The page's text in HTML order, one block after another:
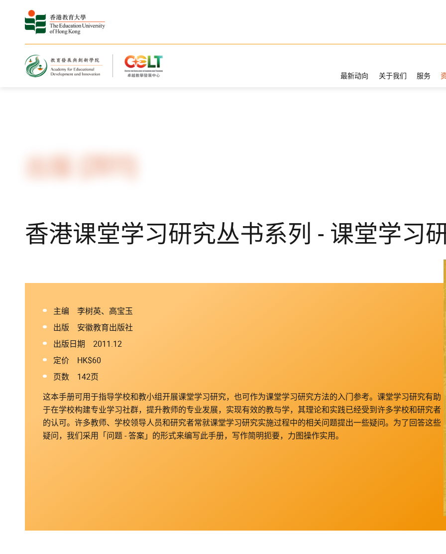
最新动向 关于我们 服务
出版 (2011)
香港课堂学习研究丛书系列 - 课堂学习
主编 李树英、高宝玉
出版 安徽教育出版社
出版日期 2011.12
定价 HK$60
页数 142页
这本手册可用于指导学校和教小组开展课堂学习研究，也可作为课堂学习研究方法的入门参考。课堂学习研究有助
于在学校构建专业学习社群，提升教师的专业发展，实现有效的教与学，其理论和实践已经受到许多学校和研究者
的认可。许多教师、学校领导人员和研究者常就课堂学习研究实施过程中的相关问题提出一些疑问。为了回答这些
疑问，我们采用「问题 - 答案」的形式来编写此手册，写作简明扼要，力图操作实用。